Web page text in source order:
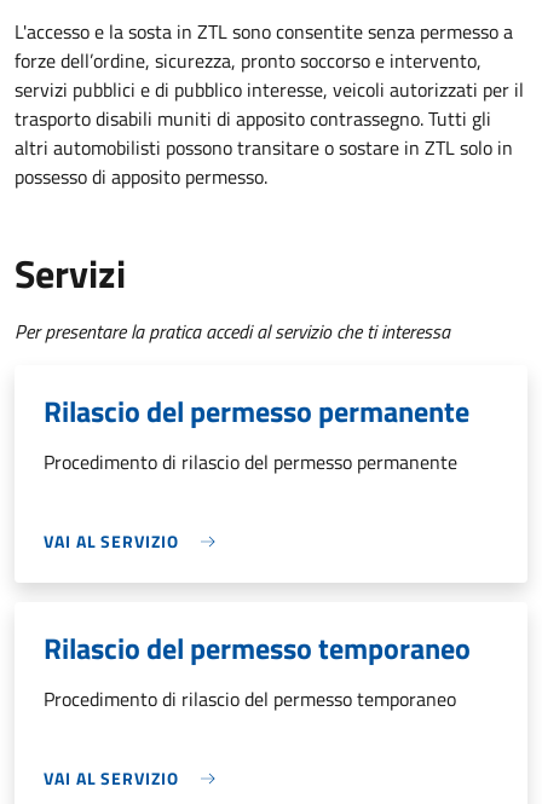
L'accesso e la sosta in ZTL sono consentite senza permesso a
forze dell’ordine, sicurezza, pronto soccorso e intervento,
servizi pubblici e di pubblico interesse, veicoli autorizzati per il
trasporto disabili muniti di apposito contrassegno. Tutti gli
altri automobilisti possono transitare o sostare in ZTL solo in
possesso di apposito permesso.
Servizi
Per presentare la pratica accedi al servizio che ti interessa
Rilascio del permesso permanente
Procedimento di rilascio del permesso permanente
VAI AL SERVIZIO
Rilascio del permesso temporaneo
Procedimento di rilascio del permesso temporaneo
VAI AL SERVIZIO